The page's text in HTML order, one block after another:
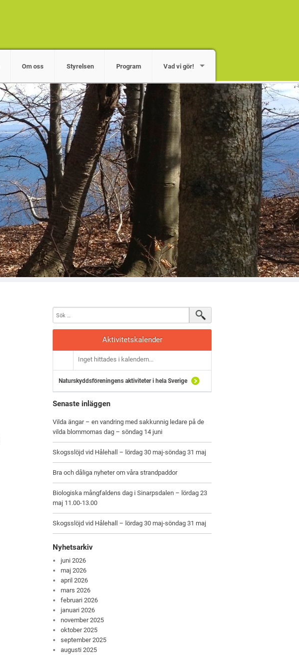
Om oss Styrelsen Program Vad vi gör!
Aktivitetskalender
Inget hittades i kalendern...
Naturskyddsföreningens aktiviteter i hela Sverige
Senaste inläggen
Vilda ängar – en vandring med sakkunnig ledare på de
vilda blommornas dag – söndag 14 juni
Skogsslöjd vid Hålehall – lördag 30 maj-söndag 31 maj
Bra och dåliga nyheter om våra strandpaddor
Biologiska mångfaldens dag i Sinarpsdalen – lördag 23
maj 11.00-13.00
Skogsslöjd vid Hålehall – lördag 30 maj-söndag 31 maj
Nyhetsarkiv
juni 2026
maj 2026
april 2026
mars 2026
februari 2026
januari 2026
november 2025
oktober 2025
september 2025
augusti 2025